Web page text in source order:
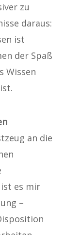
zu
daraus:
ist
der Spaß
Wissen
ist.
an die
es mir
–